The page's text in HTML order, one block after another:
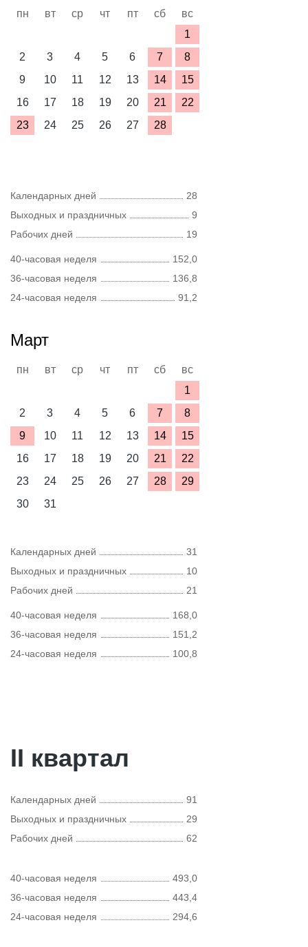
пн вт ср чт пт сб
вс
1
2
3 4 5 6 7
8
9
10 11 12 13 14
15
16
17 18 19 20 21
22
23
24 25 26 27 28
Календарных дней
28
Выходных и праздничных
9
Рабочих дней
19
40-часовая неделя
152,0
36-часовая неделя
136,8
24-часовая неделя
91,2
Март
пн вт ср чт пт сб
вс
1
2
3 4 5 6 7
8
9
10 11 12 13 14
15
16
17 18 19 20 21
22
23
24 25 26 27 28
29
30
31
Календарных дней
31
Выходных и праздничных
10
Рабочих дней
21
40-часовая неделя
168,0
36-часовая неделя
151,2
24-часовая неделя
100,8
II квартал
Календарных дней
91
Выходных и праздничных
29
Рабочих дней
62
40-часовая неделя
493,0
36-часовая неделя
443,4
24-часовая неделя
294,6